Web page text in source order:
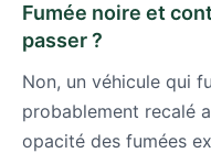
Fumée noire et
passer ?
Non, un véhicule qui
probablement recalé
opacité des fumées